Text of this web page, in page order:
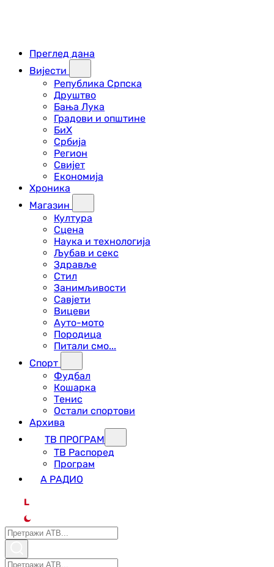
Преглед дана
Вијести
Република Српска
Друштво
Бања Лука
Градови и општине
БиХ
Србија
Регион
Свијет
Економија
Хроника
Магазин
Култура
Сцена
Наука и технологија
Љубав и секс
Здравље
Стил
Занимљивости
Савјети
Вицеви
Ауто-мото
Породица
Питали смо...
Спорт
Фудбал
Кошарка
Тенис
Остали спортови
Архива
ТВ ПРОГРАМ
ТВ Распоред
Програм
А РАДИО
L